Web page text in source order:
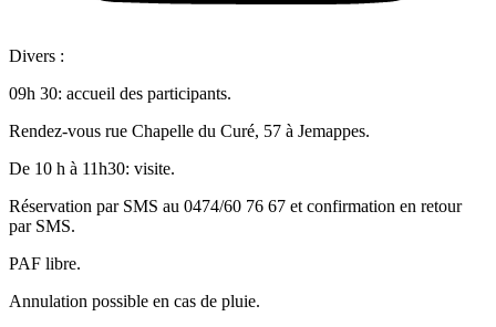
Divers :
09h 30: accueil des participants.
Rendez-vous rue Chapelle du Curé, 57 à Jemappes.
De 10 h à 11h30: visite.
Réservation par SMS au 0474/60 76 67 et confirmation en retour
par SMS.
PAF libre.
Annulation possible en cas de pluie.